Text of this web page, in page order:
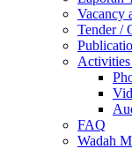
Vacancy
Tender /
FAQ
Wadah